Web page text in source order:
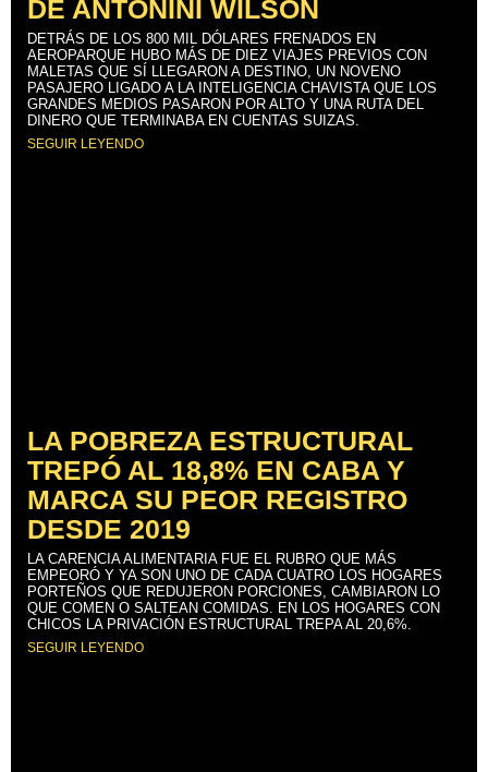
DE ANTONINI WILSON
DETRÁS DE LOS 800 MIL DÓLARES FRENADOS EN
AEROPARQUE HUBO MÁS DE DIEZ VIAJES PREVIOS CON
MALETAS QUE SÍ LLEGARON A DESTINO, UN NOVENO
PASAJERO LIGADO A LA INTELIGENCIA CHAVISTA QUE LOS
GRANDES MEDIOS PASARON POR ALTO Y UNA RUTA DEL
DINERO QUE TERMINABA EN CUENTAS SUIZAS.
SEGUIR LEYENDO
LA POBREZA ESTRUCTURAL
TREPÓ AL 18,8% EN CABA Y
MARCA SU PEOR REGISTRO
DESDE 2019
LA CARENCIA ALIMENTARIA FUE EL RUBRO QUE MÁS
EMPEORÓ Y YA SON UNO DE CADA CUATRO LOS HOGARES
PORTEÑOS QUE REDUJERON PORCIONES, CAMBIARON LO
QUE COMEN O SALTEAN COMIDAS. EN LOS HOGARES CON
CHICOS LA PRIVACIÓN ESTRUCTURAL TREPA AL 20,6%.
SEGUIR LEYENDO